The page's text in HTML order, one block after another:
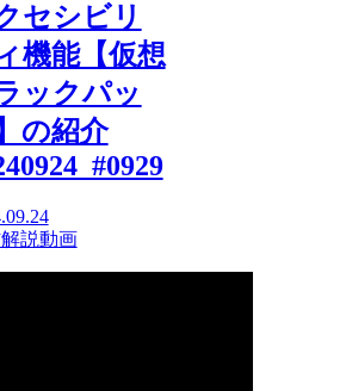
セシビリ
機能【仮想
ックパッ
の紹介
説動画